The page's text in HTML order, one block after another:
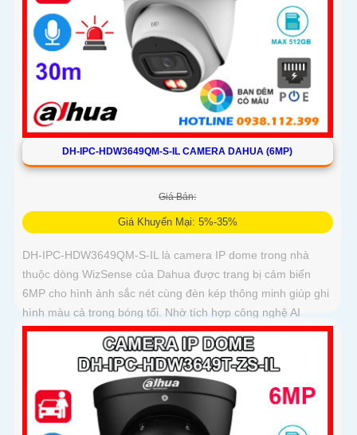
DH-IPC-HDW3649QM-S-IL CAMERA DAHUA (6MP)
Giá Bán:
Giá Khuyến Mại: 5%-35%
DH-IPC-HDW3649QM-S-IL là camera IP dome trong nhà
thuộc dòng WizSense của Dahua được trang bị cảm biến
6MP cho hình ảnh sắc nét cùng đèn kép thông minh giúp ghi
hình màu cả trong bóng tối. Nhờ tích hợp công nghệ AI
camera nhận diện chính xác người và xe, đồng thời hỗ trợ
mic ghi âm rõ ràng và khe thẻ nhớ lên đến 512GB cho khả
năng lưu trữ vượt trội với thiết kế nhỏ gọn cấp nguồn qua
PoE